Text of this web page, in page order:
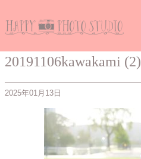
20191106kawakami (2)
2025年01月13日